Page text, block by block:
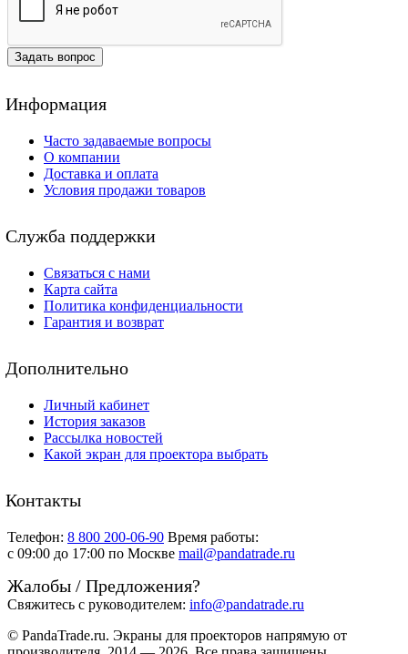
Задать вопрос
Информация
Часто задаваемые вопросы
О компании
Доставка и оплата
Условия продажи товаров
Служба поддержки
Связаться с нами
Карта сайта
Политика конфиденциальности
Гарантия и возврат
Дополнительно
Личный кабинет
История заказов
Рассылка новостей
Какой экран для проектора выбрать
Контакты
Телефон: 8 800 200-06-90 Время работы:
c 09:00 до 17:00 по Москве mail@pandatrade.ru
Жалобы / Предложения?
Свяжитесь с руководителем: info@pandatrade.ru
© PandaTrade.ru. Экраны для проекторов напрямую от